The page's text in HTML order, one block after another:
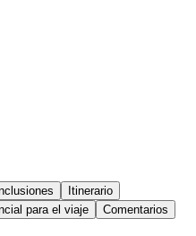
Itinerario
para el viaje Comentarios